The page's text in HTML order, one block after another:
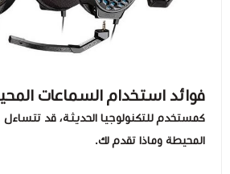
فوائد استخدام السماعات
كمستخدم للتكنولوجيا الحديثة، قد
المحيطة وماذا تقدم لك.